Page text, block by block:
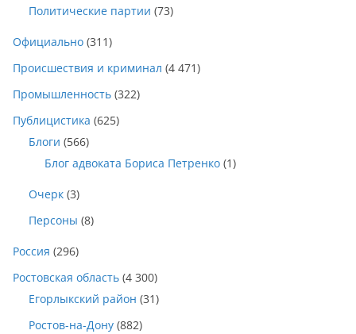
Политические партии (73)
Официально (311)
Происшествия и криминал (4 471)
Промышленность (322)
Публицистика (625)
Блоги (566)
Блог адвоката Бориса Петренко (1)
Очерк (3)
Персоны (8)
Россия (296)
Ростовская область (4 300)
Егорлыкский район (31)
Ростов-на-Дону (882)